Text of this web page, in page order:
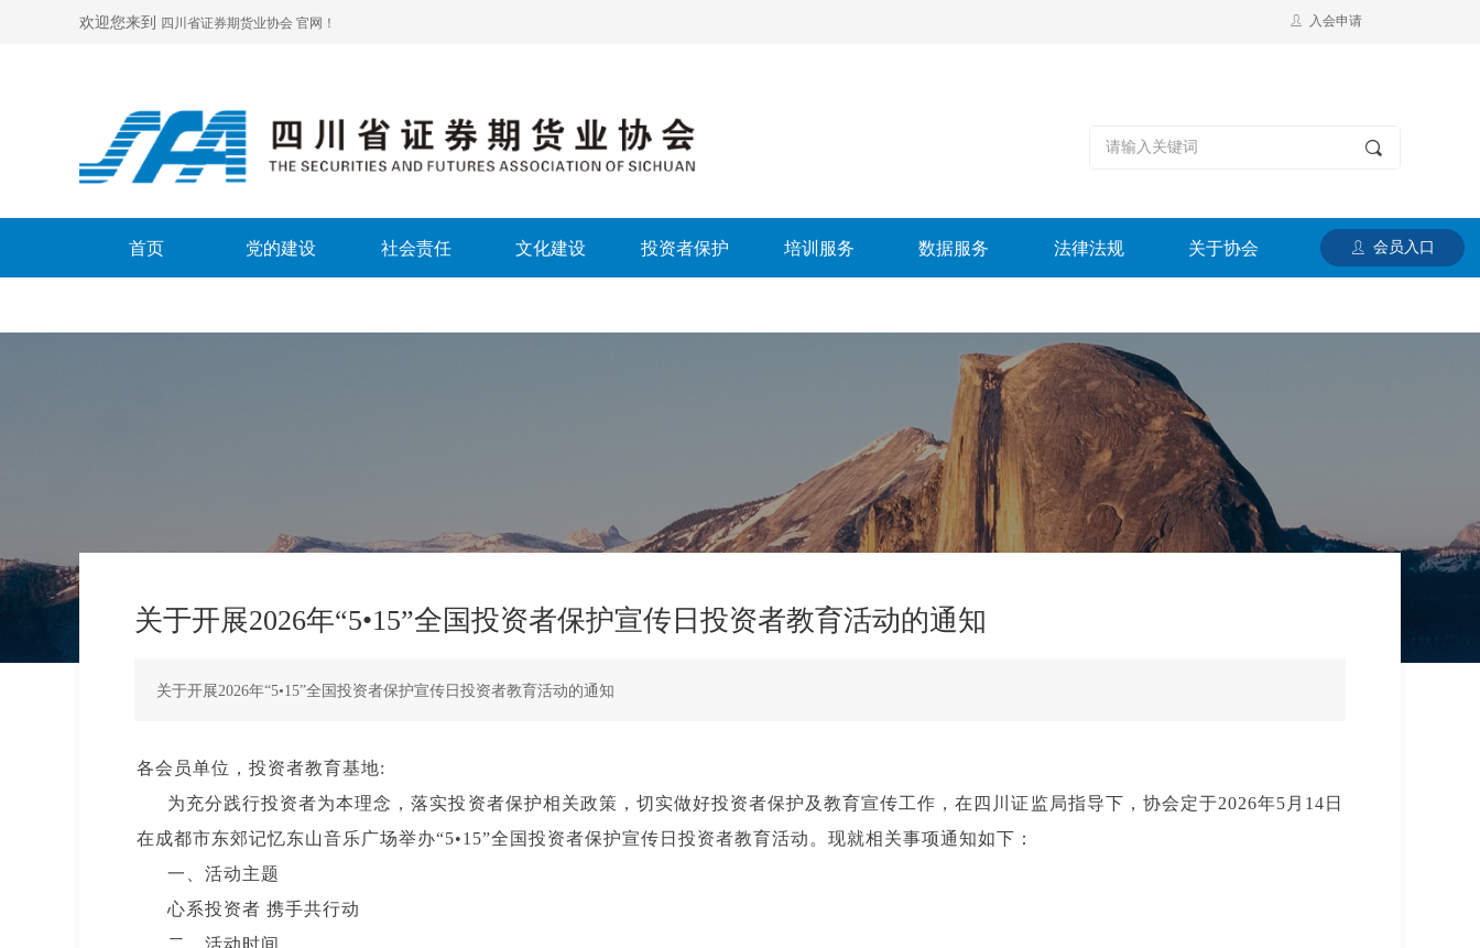
首页 党的建设 社会责任 文化建设 投资者保护 培训服务 数据服务 法律法规 关于协会
欢迎您来到 四川省证券期货业协会 官网！ ꄑ 入会申请
끠
ꄑ 会员入口
各会员单位，投资者教育基地:
为充分践行投资者为本理念，落实投资者保护相关政策，切实做好投资者保护及教育宣传工作，在四川证监局指导下，协会定于2026年5月14日
在成都市东郊记忆东山音乐广场举办“5•15”全国投资者保护宣传日投资者教育活动。现就相关事项通知如下：
一、活动主题
心系投资者 携手共行动
二、活动时间
关于开展2026年“5•15”全国投资者保护宣传日投资者教育活动的通知
关于开展2026年“5•15”全国投资者保护宣传日投资者教育活动的通知